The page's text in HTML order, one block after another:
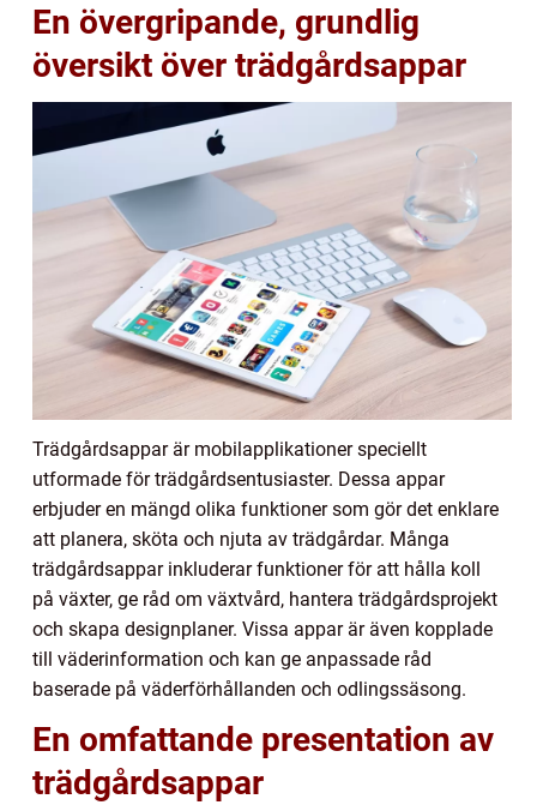
En övergripande, grundlig
översikt över trädgårdsappar
Trädgårdsappar är mobilapplikationer speciellt
utformade för trädgårdsentusiaster. Dessa appar
erbjuder en mängd olika funktioner som gör det enklare
att planera, sköta och njuta av trädgårdar. Många
trädgårdsappar inkluderar funktioner för att hålla koll
på växter, ge råd om växtvård, hantera trädgårdsprojekt
och skapa designplaner. Vissa appar är även kopplade
till väderinformation och kan ge anpassade råd
baserade på väderförhållanden och odlingssäsong.
En omfattande presentation av
trädgårdsappar